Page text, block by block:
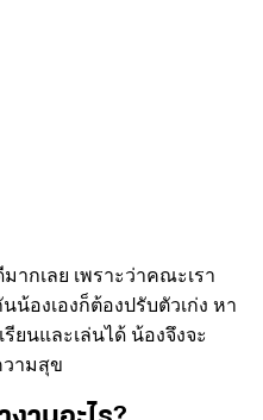
ากเลย เพราะว่าคณะเรา
น้องเองก็ต้องปรับตัวเก่ง หา
ยนและเล่นได้ น้องจึงจะ
วามสุข